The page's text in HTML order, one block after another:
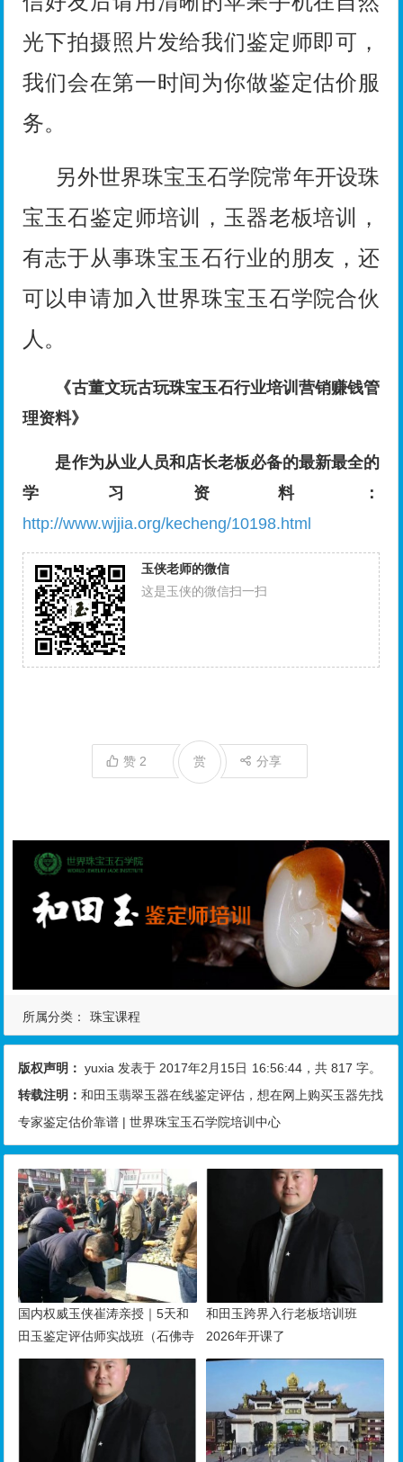
光下拍摄照片发给我们鉴定师即可，
我们会在第一时间为你做鉴定估价服
务。
另外世界珠宝玉石学院常年开设珠
宝玉石鉴定师培训，玉器老板培训，
有志于从事珠宝玉石行业的朋友，还
可以申请加入世界珠宝玉石学院合伙
人。
《古董文玩古玩珠宝玉石行业培训营销赚钱管
理资料》
是作为从业人员和店长老板必备的最新最全的
学习资料：
http://www.wjjia.org/kecheng/10198.html
玉侠老师的微信
这是玉侠的微信扫一扫
赞 2 分享
赏
所属分类： 珠宝课程
版权声明： yuxia 发表于 2017年2月15日 16:56:44 ，共 817 字。
转载注明：和田玉翡翠玉器在线鉴定评估，想在网上购买玉器先找
专家鉴定估价靠谱 | 世界珠宝玉石学院培训中心
国内权威玉侠崔涛亲授｜5天和
田玉鉴定评估师实战班（石佛寺
9月开班）
和田玉跨界入行老板培训班
2026年开课了